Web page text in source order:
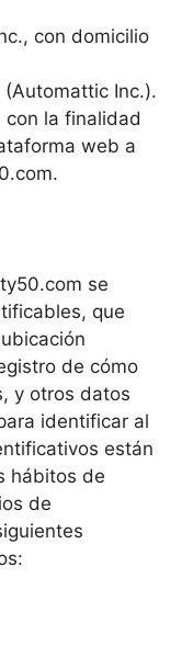
con domicilio
(Automattic Inc.).
la finalidad
web a
se
que
de cómo
y otros datos
identificar al
están
hábitos de
de